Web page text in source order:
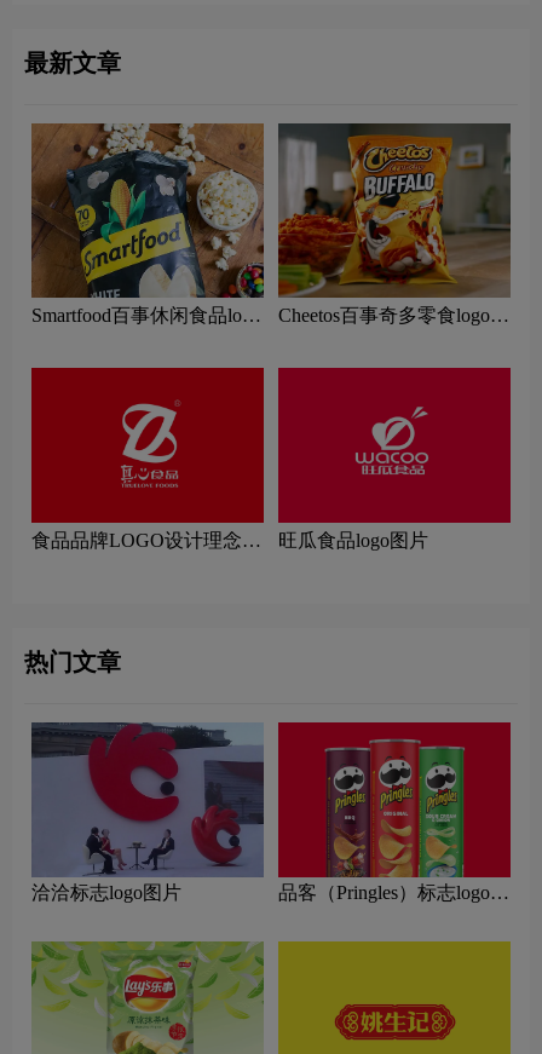
最新文章
Smartfood百事休闲食品logo
Cheetos百事奇多零食logo含
食品品牌LOGO设计理念解
旺瓜食品logo图片
热门文章
洽洽标志logo图片
品客（Pringles）标志logo图